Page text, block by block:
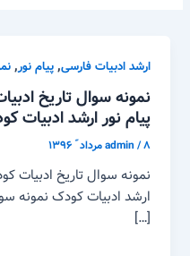
ارشد ادبیات فارسی,پیام نور,
نمونه سوال تاریخ
پیام نور ارشد ادبیات
admin/۸ مرداد ّ ۱۳۹۶
نمونه سوال تاریخ ادبیات
ارشد ادبیات کودک نمونه
[…]